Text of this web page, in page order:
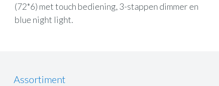
(72*6) met touch bediening, 3-stappen dimmer en
blue night light.
Assortiment